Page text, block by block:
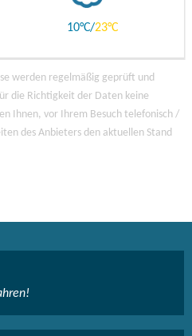
10 23
werden regelmäßig geprüft und
die Richtigkeit der Daten keine
Ihnen, vor Ihrem Besuch telefonisch /
des Anbieters den aktuellen Stand